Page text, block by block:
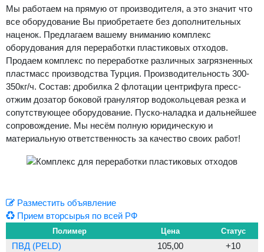
Мы работаем на прямую от производителя, а это значит что
все оборудование Вы приобретаете без дополнительных
наценок. Предлагаем вашему вниманию комплекс
оборудования для переработки пластиковых отходов.
Продаем комплекс по переработке различных загрязненных
пластмасс производства Турция. Производительность 300-
350кг/ч. Состав: дробилка 2 флотации центрифуга пресс-
отжим дозатор боковой гранулятор водокольцевая резка и
сопутствующее оборудование. Пуско-наладка и дальнейшее
сопровождение. Мы несём полную юридическую и
материальную ответственность за качество своих работ!
Разместить объявление
Прием вторсырья по всей РФ
Полимер Цена Статус
ПВД (PELD) 105,00
+10